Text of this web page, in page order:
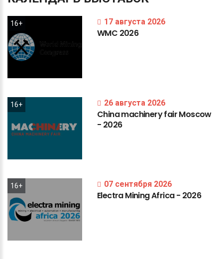
16+ 17 августа 2026
WMC 2026
16+ 26 августа 2026
ChinamachineryfairMoscow
- 2026
16+ 07 сентября 2026
ElectraMiningAfrica- 2026